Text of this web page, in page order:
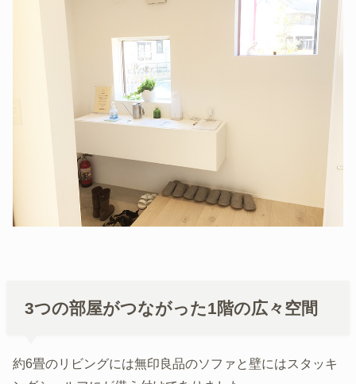
3つの部屋がつながった1階の広々空間
約6畳のリビングには無印良品のソファと壁にはスタッキ